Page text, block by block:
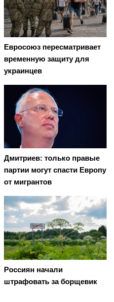
Евросоюз пересматривает
временную защиту для
украинцев
Дмитриев: только правые
партии могут спасти Европу
от мигрантов
Россиян начали
штрафовать за борщевик